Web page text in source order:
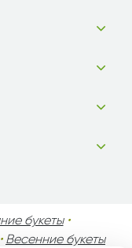
букеты•
Весенние букеты